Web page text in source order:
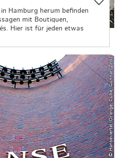
Hamburg herum befinden
mit Boutiquen,
Hier ist für jeden etwas
© Hanseviertel (Orange, Cube, Gunnar, Zink)